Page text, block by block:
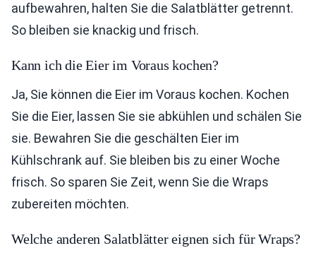
aufbewahren, halten Sie die Salatblätter getrennt.
So bleiben sie knackig und frisch.
Kann ich die Eier im Voraus kochen?
Ja, Sie können die Eier im Voraus kochen. Kochen
Sie die Eier, lassen Sie sie abkühlen und schälen Sie
sie. Bewahren Sie die geschälten Eier im
Kühlschrank auf. Sie bleiben bis zu einer Woche
frisch. So sparen Sie Zeit, wenn Sie die Wraps
zubereiten möchten.
Welche anderen Salatblätter eignen sich für Wraps?